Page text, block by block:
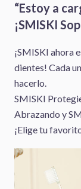
“Estoy a
¡SMISKI
¡SMISKI ahora
dientes! Cada
hacerlo.
SMISKI
Abrazando y
¡Elige tu